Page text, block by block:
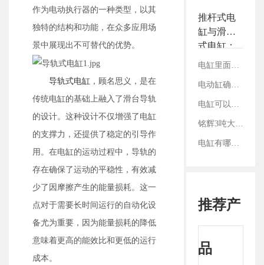
作为电动执行器的一种类型，以其
独特的结构和功能，在众多应用场
景中展现出不可替代的优势。
导轨式电缸 ，顾名思义，是在
传统电缸的基础上融入了滑台导轨
的设计。这种设计不仅增强了电缸
的支撑力，还提供了稳定的引导作
用。在电缸的运动过程中，导轨的
存在确保了运动的平稳性，有效减
少了因摩擦产生的能量损耗。这一
点对于需要长时间运行的自动化设
备尤为重要，因为能量损耗的降低
意味着更高的能效比和更低的运行
成本。
推杆式电
缸与滑台
式电缸：
结构、性
领域对比
电缸里面的丝杠是如何固定的？
电动缸确定减速比：看电机参数还是丝杠参数？
电缸可以承受哪个方向的负载？
铭辉3吨大推力电动缸硬核赋能重型装配
电缸有哪几种传动方式？
推荐产
品